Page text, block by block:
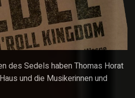
des Sedels haben Thomas Horat
und die Musikerinnen und